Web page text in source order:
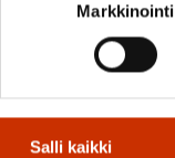
Markkinointi
Salli kaikki